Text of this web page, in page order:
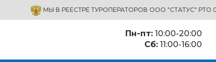
МЫ В РЕЕСТРЕ ТУРОПЕРАТОРОВ ООО "СТАТУС" РТО
Пн-пт: 10:00-20:00
Сб: 11:00-16:00